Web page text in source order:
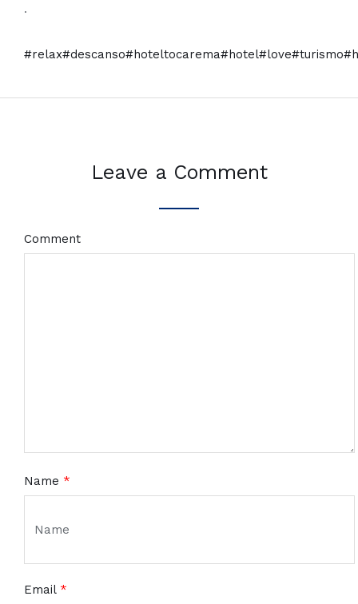
.
#relax#descanso#hoteltocarema#hotel#love#turismo
Leave a Comment
Comment
Name *
Email *